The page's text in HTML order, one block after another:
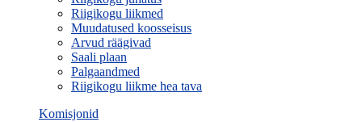
Riigikogu liikmed
Muudatused koosseisus
Arvud räägivad
Saali plaan
Palgaandmed
Riigikogu liikme hea tava
Komisjonid